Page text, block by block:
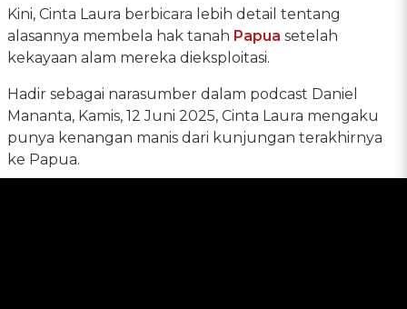
Kini, Cinta Laura berbicara lebih detail tentang
alasannya membela hak tanah Papua setelah
kekayaan alam mereka dieksploitasi.
Hadir sebagai narasumber dalam podcast Daniel
Mananta, Kamis, 12 Juni 2025, Cinta Laura mengaku
punya kenangan manis dari kunjungan terakhirnya
ke Papua.